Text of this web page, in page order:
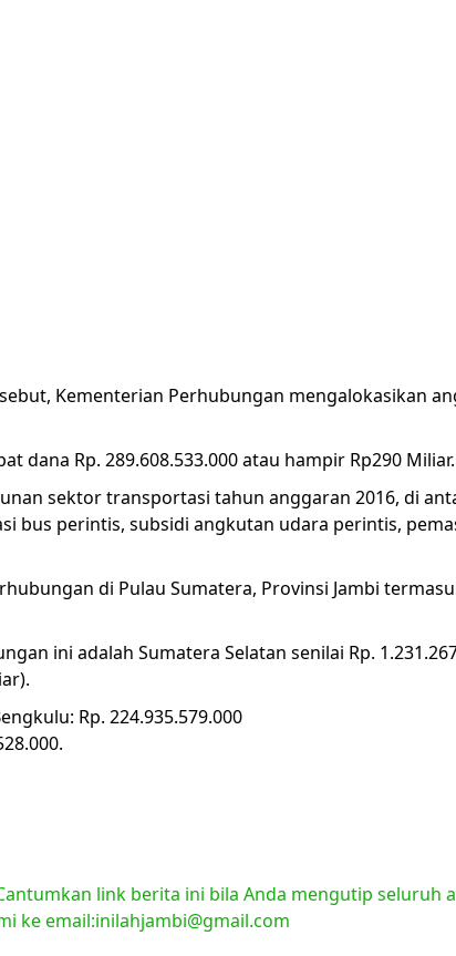
Kementerian Perhubungan mengalokasikan
dana Rp. 289.608.533.000 atau hampir Rp290 Miliar.
sektor transportasi tahun anggaran 2016, di
bus perintis, subsidi angkutan udara perintis,
di Pulau Sumatera, Provinsi Jambi
ini adalah Sumatera Selatan senilai Rp.
Rp. 224.935.579.000
link berita ini bila Anda mengutip seluruh
ke email:inilahjambi@gmail.com